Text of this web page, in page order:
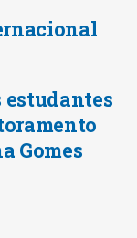
estudantes
Gomes